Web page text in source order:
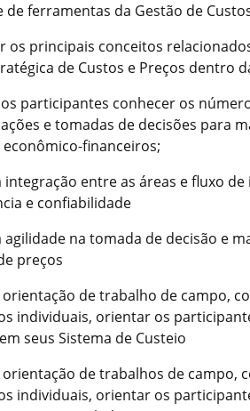
de ferramentas da Gestão de
os principais conceitos
de Custos e Preços dentro
participantes conhecer os
e tomadas de decisões para
financeiros;
integração entre as áreas e fluxo
e confiabilidade
agilidade na tomada de decisão e
preços
de trabalho de campo,
individuais, orientar os
seus Sistema de Custeio
de trabalhos de campo,
individuais, orientar os